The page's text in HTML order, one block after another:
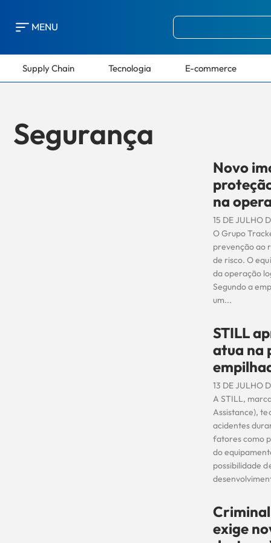
MENU
Supply Chain Tecnologia E-commerce
Segurança
Novo
na
15 DE JULHO
O Grupo
prevenção ao
de risco. O
da operação
Segundo a
um...
STILL
atua na
13 DE JULHO
A STILL,
Assistance),
acidentes
fatores como
do
possibilidade
exige